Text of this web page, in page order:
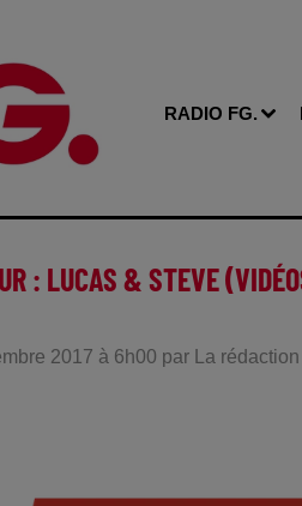
RADIO FG.
: LUCAS & STEVE
2017 à 6h00 par La rédaction